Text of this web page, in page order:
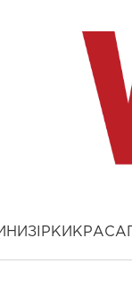
ЗІРКИ КРАСА